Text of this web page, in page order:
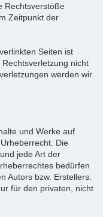
Rechtsverstöße
Zeitpunkt der
Seiten ist
nicht
werden wir
und Werke auf
Die
jede Art der
bedürfen
Autors bzw. Erstellers.
für den privaten, nicht